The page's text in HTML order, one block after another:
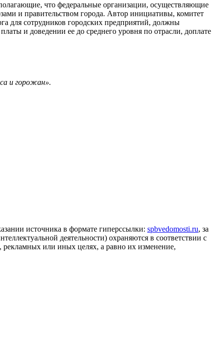
что федеральные организации, осуществляющие
и правительством города. Автор инициативы, комитет
для сотрудников городских предприятий, должны
и доведении ее до среднего уровня по отрасли, доплате
и горожан».
источника в формате гиперссылки: spbvedomosti.ru, за
деятельности) охраняются в соответствии с
или иных целях, а равно их изменение,